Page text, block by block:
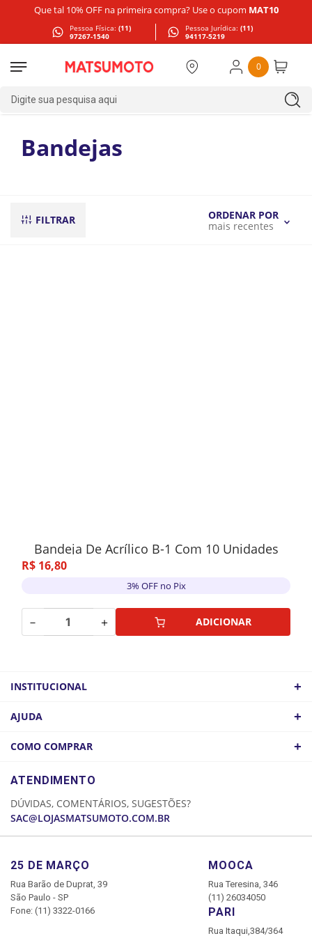
Que tal 10% OFF na primeira compra? Use o cupom MAT10
Pessoa Física: (11)
97267-1540
Pessoa Jurídica: (11)
94117-5219
0
Digite sua pesquisa aqui
Bandejas
FILTRAR
ORDENAR POR
mais recentes
Bandeja De Acrílico B-1 Com 10 Unidades
R$ 16,80
3% OFF no Pix
－ ＋ ADICIONAR
INSTITUCIONAL +
COMO CHEGAR
AJUDA +
COMO COMPRAR +
CADASTRE-SE
MINHA CONTA
MEUS PEDIDOS
ATENDIMENTO
DÚVIDAS, COMENTÁRIOS, SUGESTÕES?
SAC@LOJASMATSUMOTO.COM.BR
25 DE MARÇO
Rua Barão de Duprat, 39
São Paulo - SP
Fone: (11) 3322-0166
MOOCA
Rua Teresina, 346
(11) 26034050
PARI
Rua Itaqui,384/364